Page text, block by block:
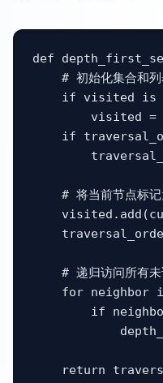
def
# 初始化集合和
if visited is
visited =
if
# 将当前节点标记
# 递归访问所有未
for neighbor
if
return